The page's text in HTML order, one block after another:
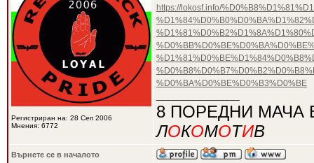
Регистриран на: 28 Сеп 2006
Мнения: 6772
https://lokosf.info/
%D0%BA%D0%BE%D0%B3%D0%BE
8 ПОРЕДНИ МАЧА
ЛОКОМОТИВ
Върнете се в началото